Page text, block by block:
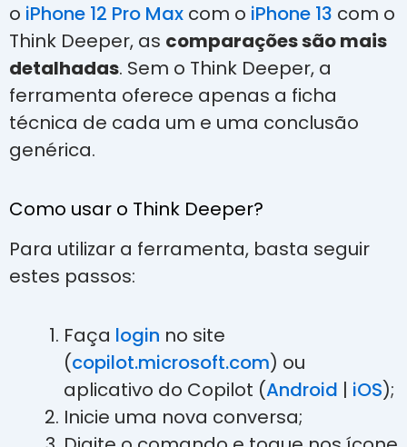
o iPhone 12 Pro Max com o iPhone 13 com o
Think Deeper, as comparações são mais
detalhadas. Sem o Think Deeper, a
ferramenta oferece apenas a ficha
técnica de cada um e uma conclusão
genérica.
Como usar o Think Deeper?
Para utilizar a ferramenta, basta seguir
estes passos:
Faça login no site
(copilot.microsoft.com) ou
aplicativo do Copilot (Android | iOS);
Inicie uma nova conversa;